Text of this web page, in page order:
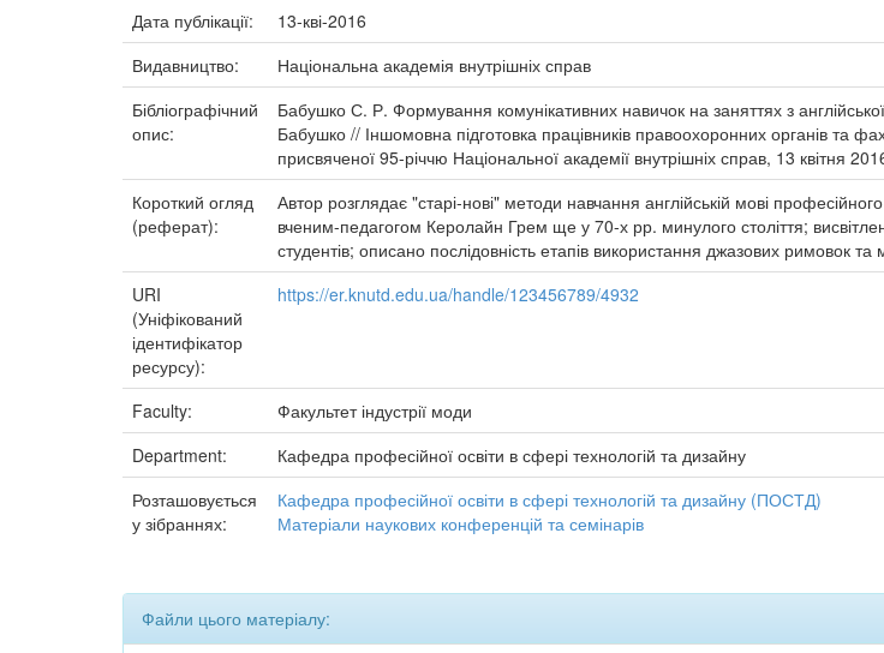
Дата публікації:
13-кві-2016
Видавництво:
Національна академія внутрішніх справ
Бібліографічний
опис:
Бабушко С. Р. Формування комунікативних навичок на заняттях з
Бабушко // Іншомовна підготовка працівників правоохоронних органів та
присвяченої 95-річчю Національної академії внутрішніх справ, 13 квітня
Короткий огляд
(реферат):
Автор розглядає "старі-нові" методи навчання англійській мові
вченим-педагогом Керолайн Грем ще у 70-х рр. минулого століття;
студентів; описано послідовність етапів використання джазових римовок та
URI
(Уніфікований
ідентифікатор
ресурсу):
https://er.knutd.edu.ua/handle/123456789/4932
Faculty:
Факультет індустрії моди
Department:
Кафедра професійної освіти в сфері технологій та дизайну
Розташовується
у зібраннях:
Кафедра професійної освіти в сфері технологій та дизайну (ПОСТД)
Матеріали наукових конференцій та семінарів
Файли цього матеріалу: